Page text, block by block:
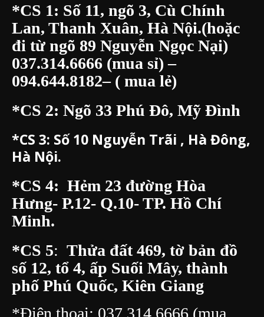
*CS 1: Số 11, ngõ 3, Cù Chính
Lan, Thanh Xuân, Hà Nội.(hoặc
đi từ ngõ 89 Nguyễn Ngọc Nại)
037.314.6666 (mua sỉ) –
094.644.8182– ( mua lẻ)
*CS 2: Ngõ 33 Phú Đô, Mỹ Đình
*CS 3: Số 10 Nguyễn Trãi , Hà Đông,
Hà Nội.
*CS 4: Hẻm 23 đường Hòa
Hưng- P.12- Q.10- TP. Hồ Chí
Minh.
*CS 5: Thửa đất 469, tờ bản đồ
số 12, tổ 4, ấp Suối Mây, thành
phố Phú Quốc, Kiên Giang
*Điện thoại: 037.314.6666 (mua